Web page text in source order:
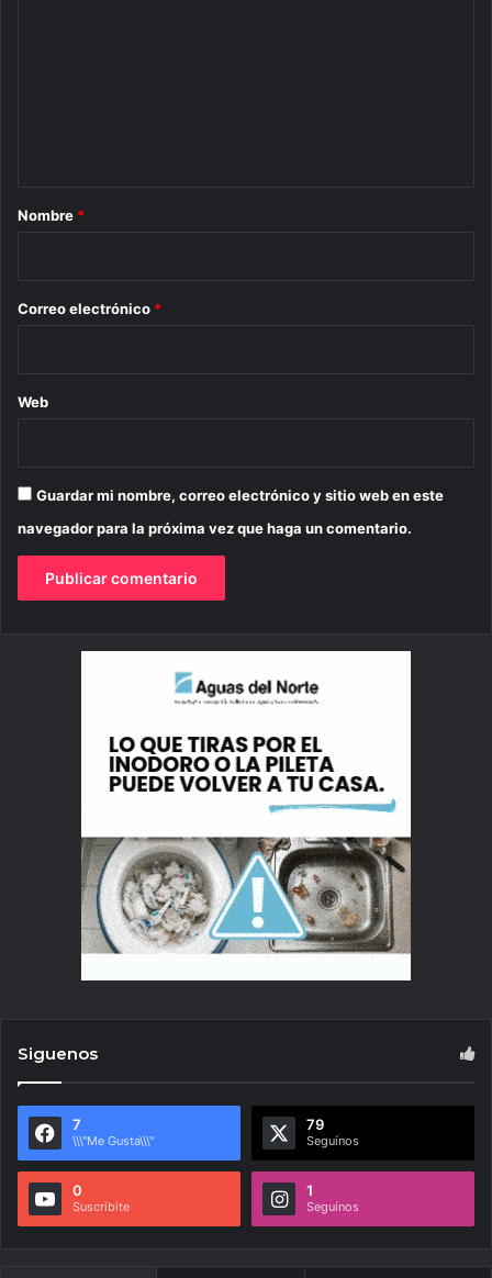
r
*
Nombre *
Correo electrónico *
Web
Guardar mi nombre, correo electrónico y sitio web en este
navegador para la próxima vez que haga un comentario.
Siguenos
7
\\\"Me Gusta\\\"
79
Seguínos
0
Suscribite
1
Seguínos